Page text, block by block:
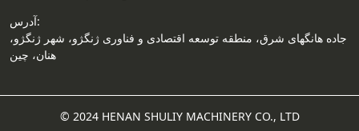
آدرس:
جاده هانگهای شرق، منطقه توسعه اقتصادی و فناوری ژنگژو، شهر ژنگژو،
هنان، چین
© 2024 HENAN SHULIY MACHINERY CO., LTD